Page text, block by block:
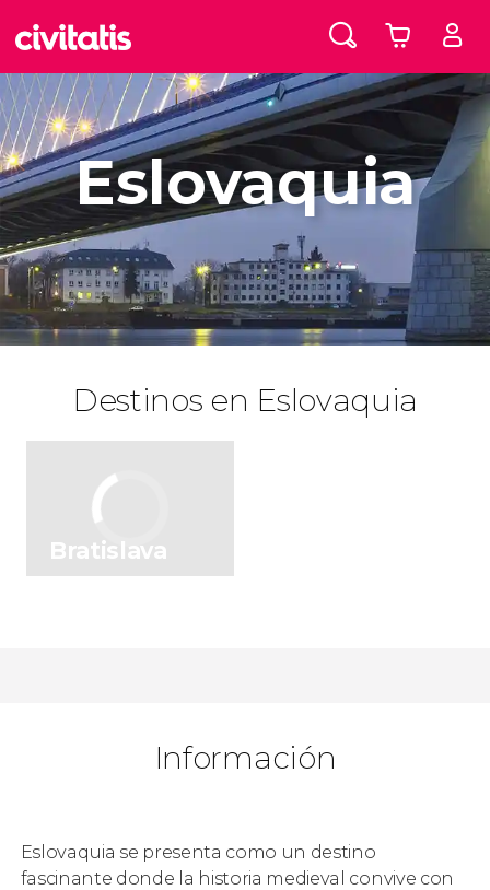
Eslovaquia
Destinos en Eslovaquia
Bratislava
Información
Eslovaquia se presenta como un destino
fascinante donde la historia medieval convive con